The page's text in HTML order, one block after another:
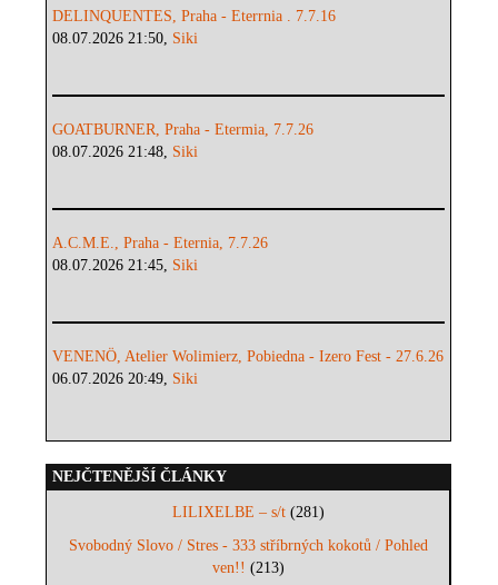
DELINQUENTES, Praha - Eterrnia . 7.7.16
08.07.2026 21:50, Siki
GOATBURNER, Praha - Etermia, 7.7.26
08.07.2026 21:48, Siki
A.C.M.E., Praha - Eternia, 7.7.26
08.07.2026 21:45, Siki
VENENÖ, Atelier Wolimierz, Pobiedna - Izero Fest - 27.6.26
06.07.2026 20:49, Siki
NEJČTENĚJŠÍ ČLÁNKY
LILIXELBE – s/t(281)
Svobodný Slovo / Stres - 333 stříbrných kokotů / Pohled
ven!! (213)